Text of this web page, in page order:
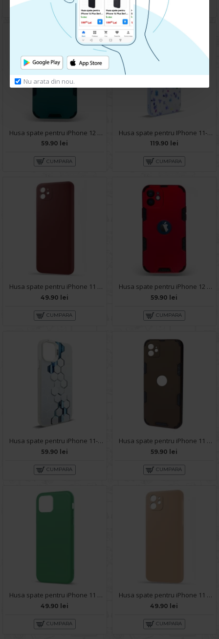
Nu arata din nou.
CUMPARA CUMPARA
Husa spate pentru iPhone 12 - Mantis Case Verde Crud / Negru
59.90 lei
CUMPARA
Husa spate pentru IPhone 11- Happy case
119.90 lei
CUMPARA
Husa spate pentru iPhone 11 - Silicon Line Marsala
49.90 lei
CUMPARA
Husa spate pentru iPhone 12 - Mantis Case Rosu / Negru
59.90 lei
CUMPARA
Husa spate pentru iPhone 11- Bozo case Alb
59.90 lei
CUMPARA
Husa spate pentru iPhone 11 - Mantis Case Maro / Negru
59.90 lei
CUMPARA
Husa spate pentru iPhone 11 - Silicon Line Verde
49.90 lei
CUMPARA
Husa spate pentru iPhone 11 - Silicon Line Maro
49.90 lei
CUMPARA